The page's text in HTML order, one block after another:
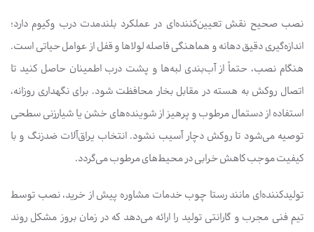
نصب صحیح نقش تعیین‌کننده‌ای در عملکرد بلندمدت درب وکیوم دارد؛
اندازه‌گیری دقیق دهانه و هماهنگی فاصله لولاها و قفل از عوامل حیاتی است.
هنگام نصب، حتماً از آب‌بندی لبه‌ها و پشت درب اطمینان حاصل کنید تا
اتصال روکش به هسته در مقابل بخار محافظت شود. برای نگهداری روزانه،
استفاده از دستمال مرطوب و پرهیز از شوینده‌های خشن یا شیارزنی سطحی
توصیه می‌شود تا روکش دچار آسیب نشود. انتخاب یراق‌آلات ضدزنگ و با
کیفیت موجب کاهش خرابی در محیط‌های مرطوب می‌گردد.
تولیدکننده‌ای مانند رستا چوب خدمات مشاوره پیش از خرید، نصب توسط
تیم فنی مجرب و گارانتی تولید را ارائه می‌دهد که در زمان بروز مشکل روند